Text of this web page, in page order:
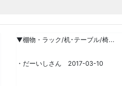
▼棚物・ラック/机･テーブル/椅...
・だーいしさん 2017-03-10